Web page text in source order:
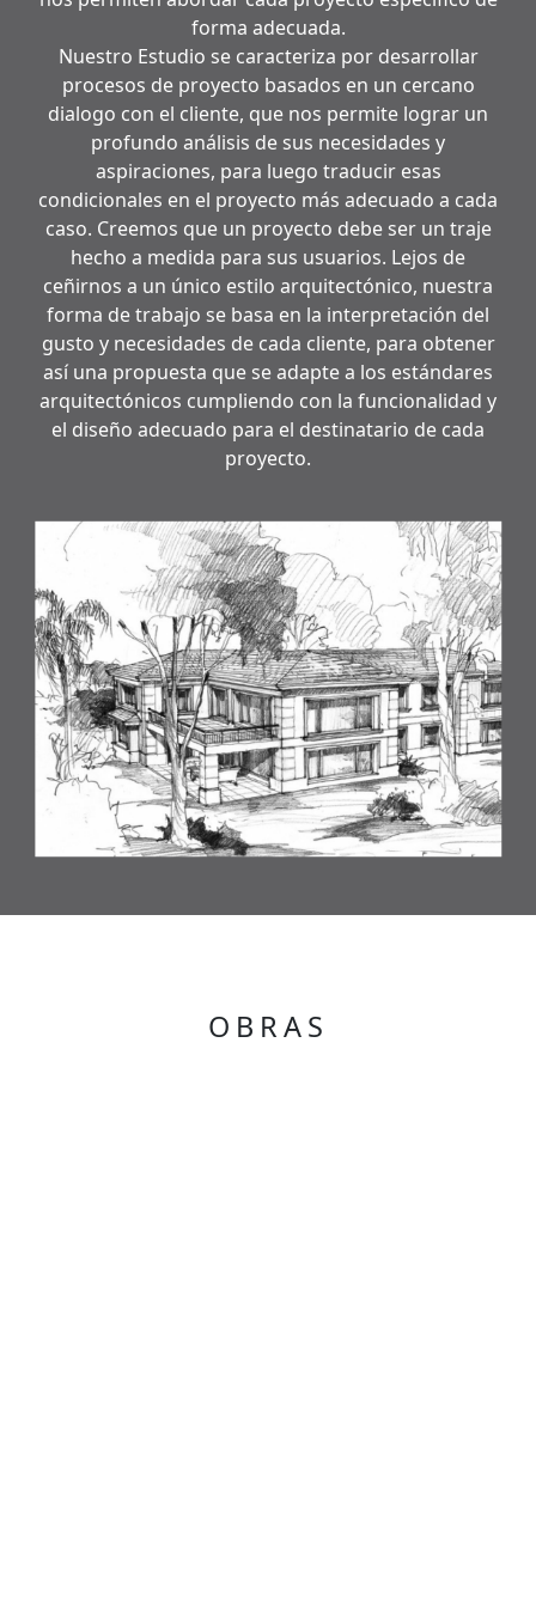
forma adecuada.
Nuestro Estudio se caracteriza por desarrollar
procesos de proyecto basados en un cercano
dialogo con el cliente, que nos permite lograr un
profundo análisis de sus necesidades y
aspiraciones, para luego traducir esas
condicionales en el proyecto más adecuado a cada
caso. Creemos que un proyecto debe ser un traje
hecho a medida para sus usuarios. Lejos de
ceñirnos a un único estilo arquitectónico, nuestra
forma de trabajo se basa en la interpretación del
gusto y necesidades de cada cliente, para obtener
así una propuesta que se adapte a los estándares
arquitectónicos cumpliendo con la funcionalidad y
el diseño adecuado para el destinatario de cada
proyecto.
OBRAS